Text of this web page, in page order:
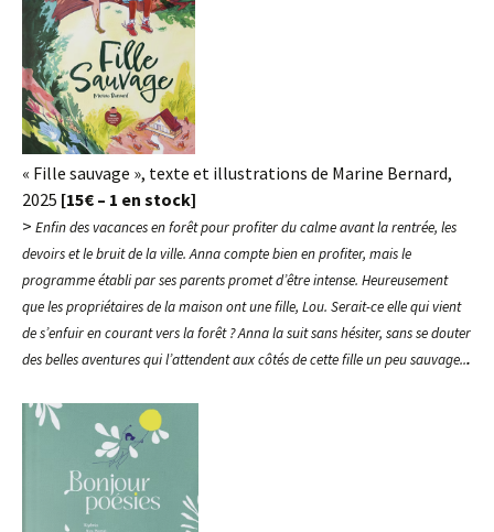
« Fille sauvage », texte et illustrations de Marine Bernard,
2025 [15€ – 1 en stock]
> Enfin des vacances en forêt pour profiter du calme avant la rentrée, les
devoirs et le bruit de la ville. Anna compte bien en profiter, mais le
programme établi par ses parents promet d’être intense. Heureusement
que les propriétaires de la maison ont une fille, Lou. Serait-ce elle qui vient
de s’enfuir en courant vers la forêt ? Anna la suit sans hésiter, sans se douter
des belles aventures qui l’attendent aux côtés de cette fille un peu sauvage...